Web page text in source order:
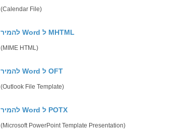
(Calendar File)
להמיר Word ל MHTML
(MIME HTML)
להמיר Word ל OFT
(Outlook File Template)
להמיר Word ל POTX
(Microsoft PowerPoint Template Presentation)